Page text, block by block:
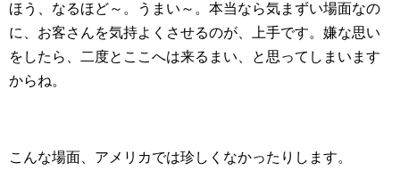
ほう、なるほど～。うまい～。本当なら気まずい場面なの
に、お客さんを気持よくさせるのが、上手です。嫌な思い
をしたら、二度とここへは来るまい、と思ってしまいます
からね。
こんな場面、アメリカでは珍しくなかったりします。